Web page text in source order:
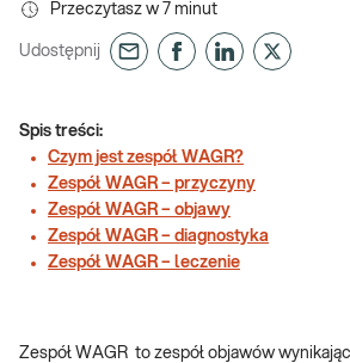
Przeczytasz w 7 minut
Udostępnij
Spis treści:
Czym jest zespół WAGR?
Zespół WAGR – przyczyny
Zespół WAGR – objawy
Zespół WAGR – diagnostyka
Zespół WAGR – leczenie
Zespół WAGR to zespół objawów